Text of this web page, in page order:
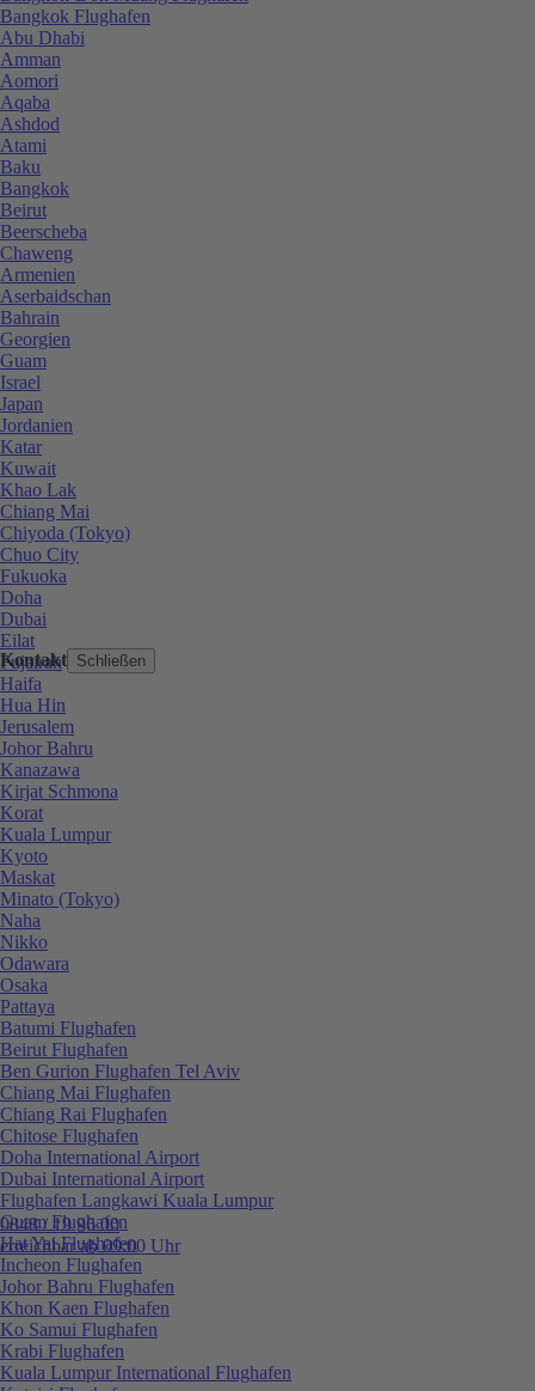
Kontakt Schließen
0848 / 19 96 00
erreichbar ab 09:00 Uhr
Bangkok Flughafen
Abu Dhabi
Amman
Aomori
Aqaba
Ashdod
Atami
Baku
Bangkok
Beirut
Beerscheba
Chaweng
Armenien
Aserbaidschan
Bahrain
Georgien
Guam
Israel
Japan
Jordanien
Katar
Kuwait
Khao Lak
Chiang Mai
Chiyoda (Tokyo)
Chuo City
Fukuoka
Doha
Dubai
Eilat
Fujairah
Haifa
Hua Hin
Jerusalem
Johor Bahru
Kanazawa
Kirjat Schmona
Korat
Kuala Lumpur
Kyoto
Maskat
Minato (Tokyo)
Naha
Nikko
Odawara
Osaka
Pattaya
Batumi Flughafen
Beirut Flughafen
Ben Gurion Flughafen Tel Aviv
Chiang Mai Flughafen
Chiang Rai Flughafen
Chitose Flughafen
Doha International Airport
Dubai International Airport
Flughafen Langkawi Kuala Lumpur
Guam Flughafen
Hat Yai Flughafen
Incheon Flughafen
Johor Bahru Flughafen
Khon Kaen Flughafen
Ko Samui Flughafen
Krabi Flughafen
Kuala Lumpur International Flughafen